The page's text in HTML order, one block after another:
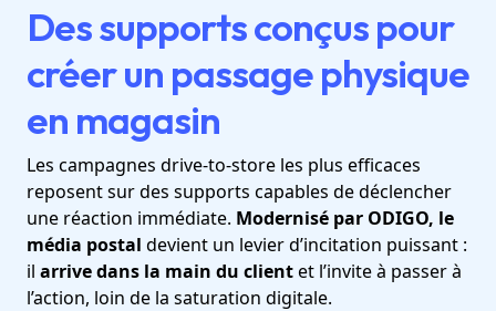
Des supports conçus pour
créer un passage physique
en magasin
Les campagnes drive-to-store les plus efficaces
reposent sur des supports capables de déclencher
une réaction immédiate. Modernisé par ODIGO, le
média postal devient un levier d’incitation puissant :
il arrive dans la main du clientet l’invite à passer à
l’action, loin de la saturation digitale.